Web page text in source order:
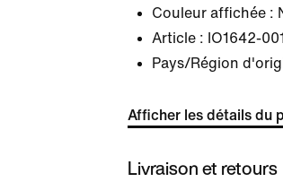
Couleur affichée :
Article : IO1642-001
Pays/Région
Afficher les détails du
Livraison et retours